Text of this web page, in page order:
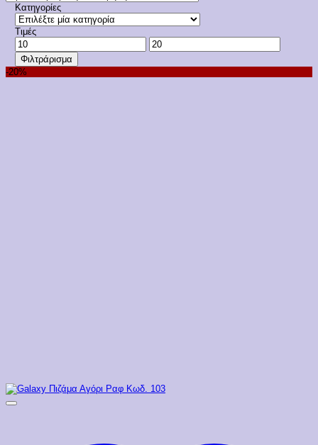
Κατηγορίες
Τιμές
Ελάχιστη
τιμή
Μέγιστη
τιμή
Φιλτράρισμα
-20%